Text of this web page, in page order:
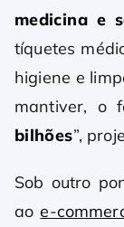
medicina e
tíquetes
higiene e
mantiver, o
bilhões”,
Sob outro
aoe-